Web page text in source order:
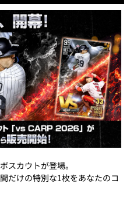
スカウトが登場。
だけの特別な1枚をあなたのコ